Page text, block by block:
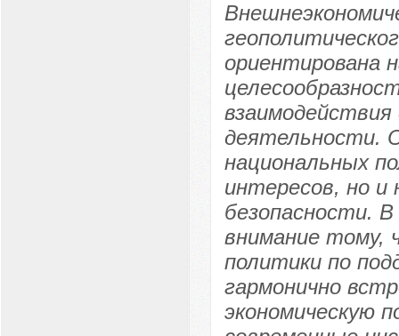
ориентирована
деятельности.
национальных
интересов, но и
безопасности.
внимание тому,
политики по
гармонично
экономическую